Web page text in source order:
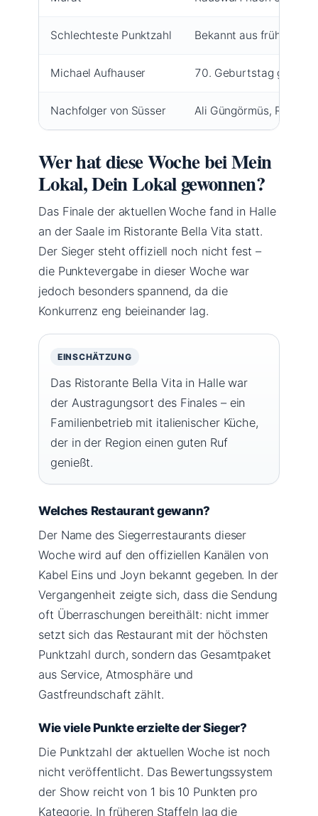
Schlechteste Punktzahl Bekannt aus früheren
Michael Aufhauser 70. Geburtstag
Nachfolger von Süsser Ali Güngörmüs, Robin
Wer hat diese Woche bei Mein
Lokal, Dein Lokal gewonnen?
Das Finale der aktuellen Woche fand in Halle
an der Saale im Ristorante Bella Vita statt.
Der Sieger steht offiziell noch nicht fest –
die Punktevergabe in dieser Woche war
jedoch besonders spannend, da die
Konkurrenz eng beieinander lag.
EINSCHÄTZUNG
Das Ristorante Bella Vita in Halle war
der Austragungsort des Finales – ein
Familienbetrieb mit italienischer Küche,
der in der Region einen guten Ruf
genießt.
Welches Restaurant gewann?
Der Name des Siegerrestaurants dieser
Woche wird auf den offiziellen Kanälen von
Kabel Eins und Joyn bekannt gegeben. In der
Vergangenheit zeigte sich, dass die Sendung
oft Überraschungen bereithält: nicht immer
setzt sich das Restaurant mit der höchsten
Punktzahl durch, sondern das Gesamtpaket
aus Service, Atmosphäre und
Gastfreundschaft zählt.
Wie viele Punkte erzielte der Sieger?
Die Punktzahl der aktuellen Woche ist noch
nicht veröffentlicht. Das Bewertungssystem
der Show reicht von 1 bis 10 Punkten pro
Kategorie. In früheren Staffeln lag die